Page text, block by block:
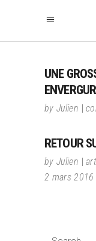
UNE
by Julien
RETOUR
by Julien
2 mars 2016
Search